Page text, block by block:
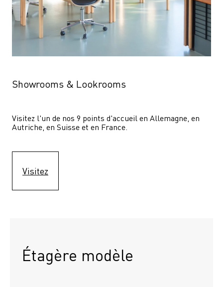
Showrooms & Lookrooms
Visitez l'un de nos 9 points d'accueil en Allemagne, en
Autriche, en Suisse et en France.
Visitez
Étagère modèle